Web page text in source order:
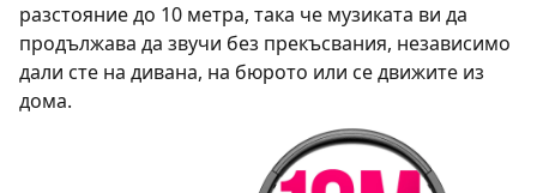
разстояние до 10 метра, така че музиката ви да
продължава да звучи без прекъсвания, независимо
дали сте на дивана, на бюрото или се движите из
дома.